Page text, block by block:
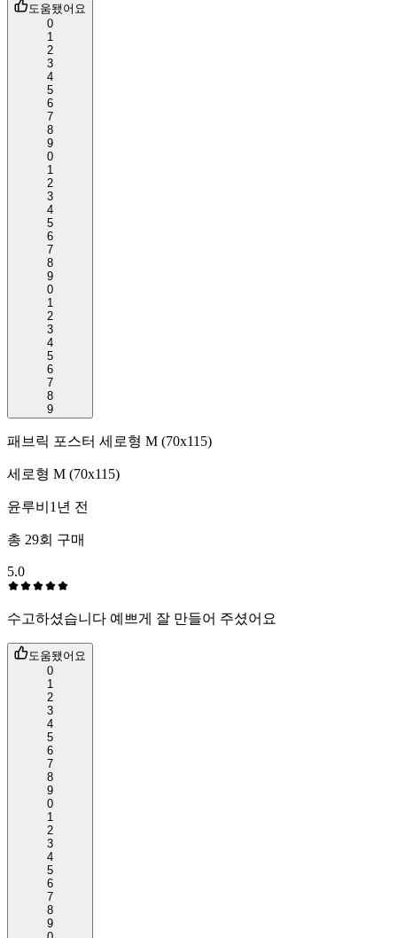
도움됐어요
0
1
2
3
4
5
6
7
8
9
0
1
2
3
4
5
6
7
8
9
0
1
2
3
4
5
6
7
8
9
패브릭 포스터 세로형 M (70x115)
세로형 M (70x115)
윤루비 1년 전
총 29회 구매
5.0
수고하셨습니다 예쁘게 잘 만들어 주셨어요
도움됐어요
0
1
2
3
4
5
6
7
8
9
0
1
2
3
4
5
6
7
8
9